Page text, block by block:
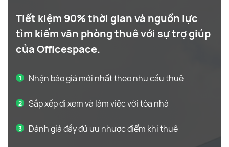
Tiết kiệm 90% thời gian và nguồn lực
tìm kiếm văn phòng thuê với sự trợ giúp
của Officespace.
Nhận báo giá mới nhất theo nhu cầu thuê
Sắp xếp đi xem và làm việc với tòa nhà
Đánh giá đầy đủ ưu nhược điểm khi thuê